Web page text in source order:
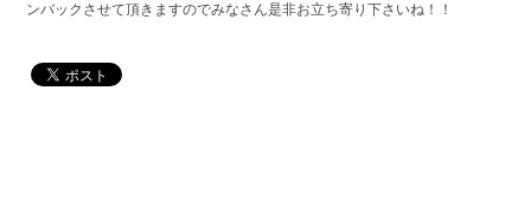
ンバックさせて頂きますのでみなさん是非お立ち寄り下さいね！！